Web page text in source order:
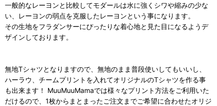
一般的なレーヨンと比較してモダールは水に強くシワや縮みの少な
い、レーヨンの弱点を克服したレーヨンという事になります。
その生地をフラダンサーにぴったりな着心地と見た目になるようデ
ザインしております。
無地Tシャツとなりますので、無地のまま普段使いしてもいいし、
ハーラウ、チームプリントを入れてオリジナルのTシャツを作る事
も出来ます！ MuuMuuMamaでは様々なプリント方法をご利用いた
だけるので、1枚からまとまったご注文までご希望に合わせたオリジ